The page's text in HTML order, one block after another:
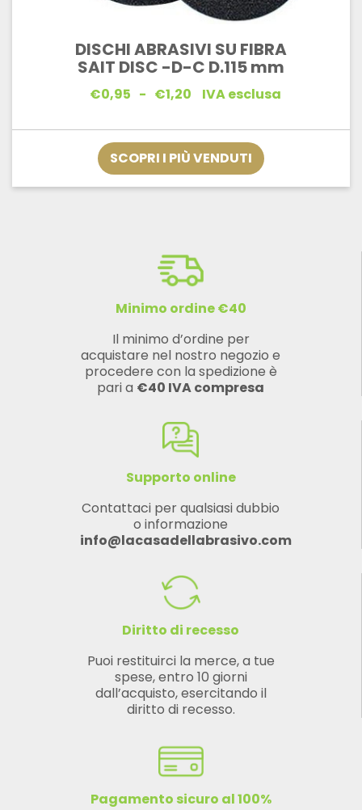
DISCHI ABRASIVI SU FIBRA
SAIT DISC -D-C D.115 mm
€0,95 - €1,20Fascia
da
€0,95
a
€1,20
IVA esclusa
SCOPRI I PIÙ VENDUTI
Minimo ordine €40
Il minimo d’ordine per
acquistare nel nostro negozio e
procedere con la spedizione è
pari a €40 IVA compresa
Supporto online
Contattaci per qualsiasi dubbio
o informazione
info@lacasadellabrasivo.com
Diritto di recesso
Puoi restituirci la merce, a tue
spese, entro 10 giorni
dall’acquisto, esercitando il
diritto di recesso.
Pagamento sicuro al 100%